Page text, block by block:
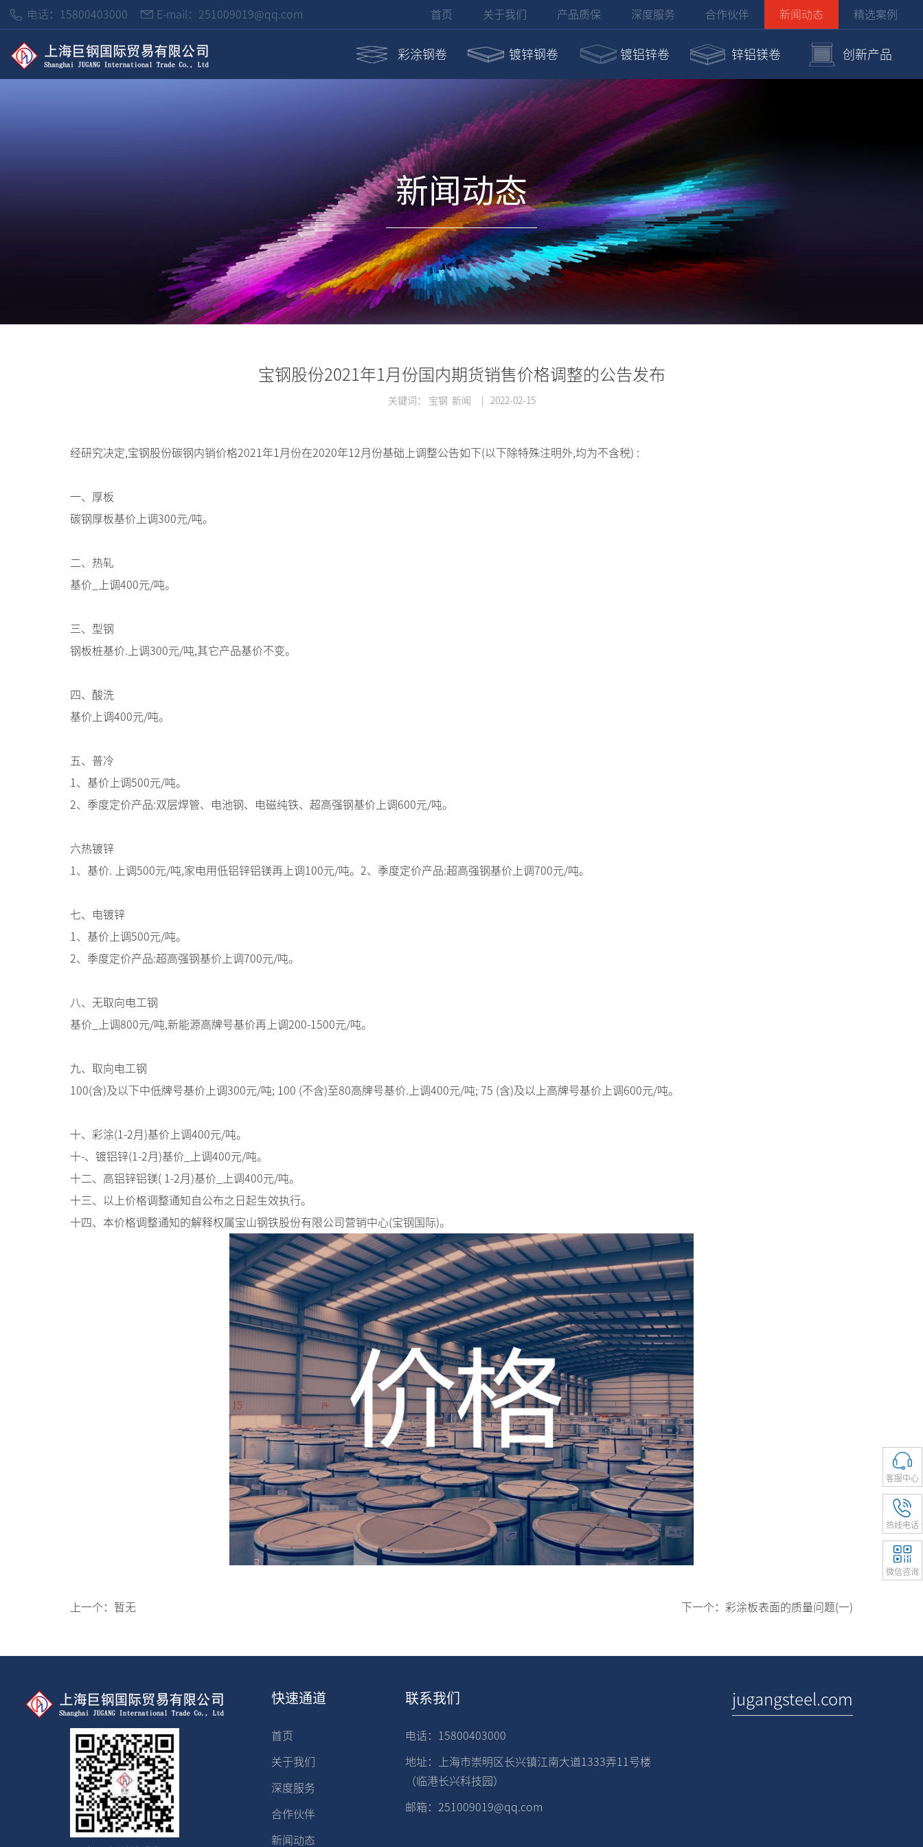
电话：15800403000 E-mail：251009019@qq.com 首页 关于我们 产品质保 深度服务 合作伙伴 新闻动态 精选案例
彩涂钢卷 镀锌钢卷 镀铝锌卷 锌铝镁卷 创新产品
新闻动态
宝钢股份2021年1月份国内期货销售价格调整的公告发布
关键词： 宝钢 新闻 2022-02-15
经研究决定,宝钢股份碳钢内销价格2021年1月份在2020年12月份基础上调整公告如下(以下除特殊注明外,均为不含税) :
一、厚板
碳钢厚板基价上调300元/吨。
二、热轧
基价_上调400元/吨。
三、型钢
钢板桩基价.上调300元/吨,其它产品基价不变。
四、酸洗
基价上调400元/吨。
五、普冷
1、基价上调500元/吨。
2、季度定价产品:双层焊管、电池钢、电磁纯铁、超高强钢基价上调600元/吨。
六热镀锌
1、基价. 上调500元/吨,家电用低铝锌铝镁再上调100元/吨。2、季度定价产品:超高强钢基价上调700元/吨。
七、电镀锌
1、基价上调500元/吨。
2、季度定价产品:超高强钢基价上调700元/吨。
八、无取向电工钢
基价_上调800元/吨,新能源高牌号基价再上调200-1500元/吨。
九、取向电工钢
100(含)及以下中低牌号基价上调300元/吨; 100 (不含)至80高牌号基价.上调400元/吨; 75 (含)及以上高牌号基价上调600元/吨。
十、彩涂(1-2月)基价上调400元/吨。
十-、镀铝锌(1-2月)基价_上调400元/吨。
十二、高铝锌铝镁( 1-2月)基价_上调400元/吨。
十三、以上价格调整通知自公布之日起生效执行。
十四、本价格调整通知的解释权属宝山钢铁股份有限公司营销中心(宝钢国际)。
上一个： 暂无 下一个： 彩涂板表面的质量问题(一)
快速通道
首页
关于我们
深度服务
合作伙伴
新闻动态
联系我们
电话：15800403000
地址：上海市崇明区长兴镇江南大道1333弄11号楼
（临港长兴科技园）
邮箱：251009019@qq.com
jugangsteel.com
客服中心
热线电话
微信咨询